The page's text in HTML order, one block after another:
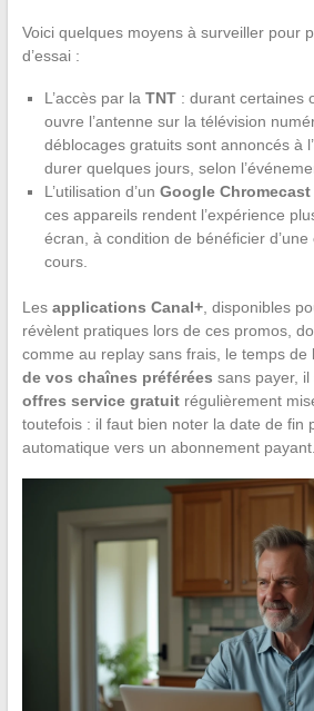
Voici quelques moyens à surveiller pour
d’essai :
L’accès par la TNT: durant certaines
ouvre l’antenne sur la télévision
déblocages gratuits sont annoncés à
durer quelques jours, selon
L’utilisation d’un Google Chromecast
ces appareils rendent l’expérience
écran, à condition de bénéficier d’une
cours.
Les applications Canal+, disponibles
révèlent pratiques lors de ces promos,
comme au replay sans frais, le temps de
de vos chaînes préférées sans payer,
offres service gratuitrégulièrement
toutefois : il faut bien noter la date de fin
automatique vers un abonnement payant.